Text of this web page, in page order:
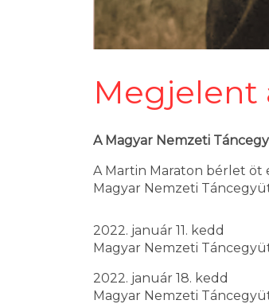
Megjelent
A Magyar Nemzeti
A Martin Maraton bérlet öt
Magyar Nemzeti
2022. január 11. kedd
Magyar Nemzeti
2022. január 18. kedd
Magyar Nemzeti